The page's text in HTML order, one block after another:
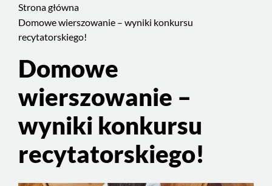
recytatorskiego!
Strona główna
Domowe wierszowanie – wyniki konkursu
recytatorskiego!
Treść
stronyDomowe
wierszowanie –
wyniki konkursu
recytatorskiego!